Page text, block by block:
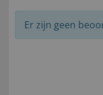
Er zijn geen